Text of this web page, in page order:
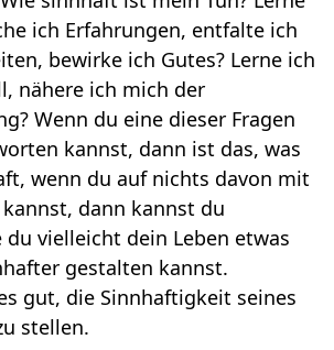
ich Erfahrungen, entfalte ich
bewirke ich Gutes? Lerne ich
nähere ich mich der
Wenn du eine dieser Fragen
kannst, dann ist das, was
wenn du auf nichts davon mit
kannst, dann kannst du
du vielleicht dein Leben etwas
gestalten kannst.
gut, die Sinnhaftigkeit seines
stellen.